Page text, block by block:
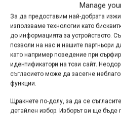
Manage
За да предоставим най-добрата
използваме технологии като
до информацията за устройството.
позволи на нас и нашите партньори
като например поведение при
идентификатори на този сайт.
съгласието може да засегне
функции.
Щракнете по-долу, за да се
детайлен избор. Изборът ви ще бъде